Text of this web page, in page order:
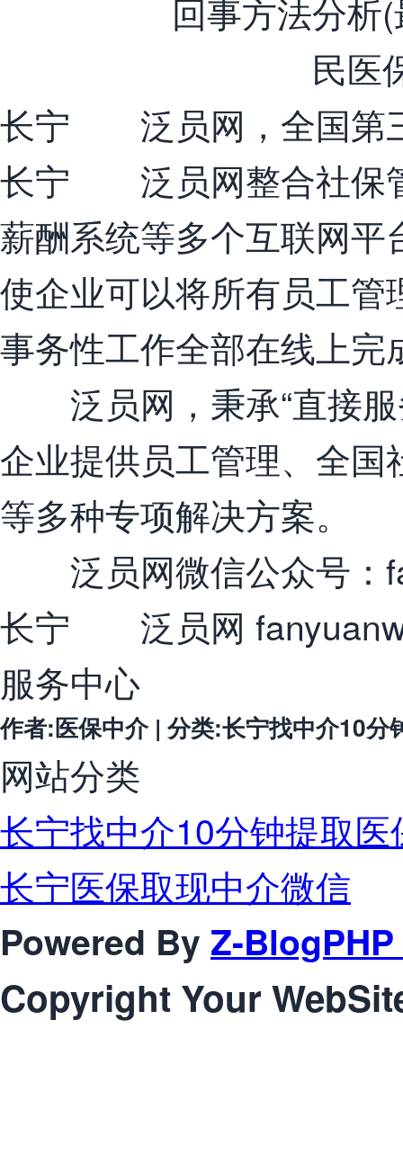
长宁 泛员网，全国第
长宁 泛员网整合社保
薪酬系统等多个互联网
使企业可以将所有员工
事务性工作全部在线上完
泛员网，秉承“直接服
企业提供员工管理、全
等多种专项解决方案。
泛员网微信公众号：
长宁 泛员网
服务中心
作者:医保中介 | 分类:长宁找中介10
网站分类
长宁找中介10分钟提取医
长宁医保取现中介微信
Powered By Z-
Copyright Your